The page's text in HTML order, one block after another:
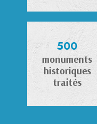
500
monuments
historiques
traités